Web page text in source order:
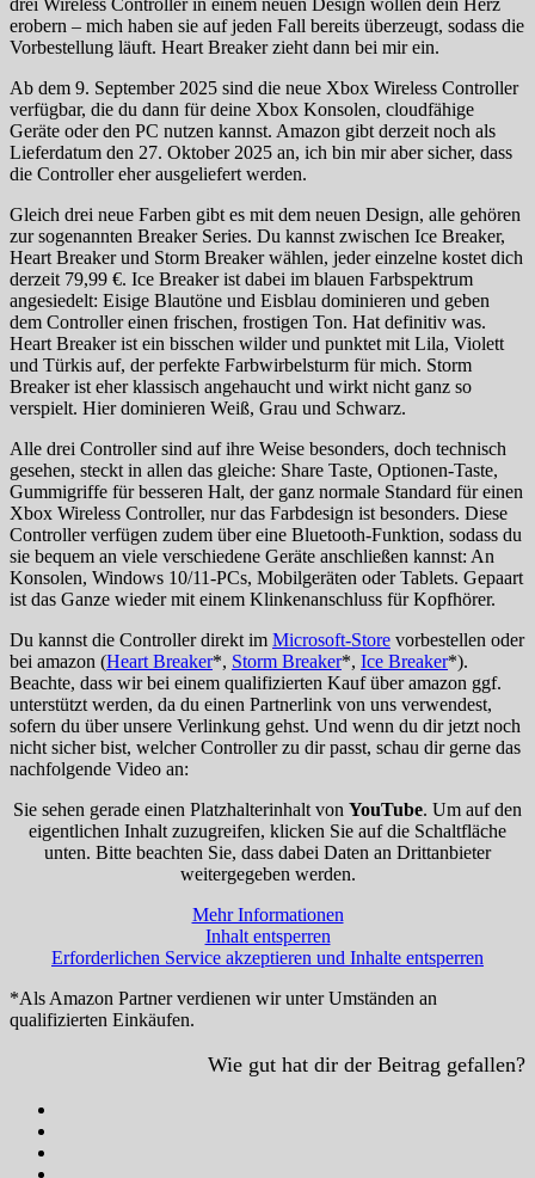
drei Wireless Controller in einem neuen Design wollen dein Herz
erobern – mich haben sie auf jeden Fall bereits überzeugt, sodass die
Vorbestellung läuft. Heart Breaker zieht dann bei mir ein.
Ab dem 9. September 2025 sind die neue Xbox Wireless Controller
verfügbar, die du dann für deine Xbox Konsolen, cloudfähige
Geräte oder den PC nutzen kannst. Amazon gibt derzeit noch als
Lieferdatum den 27. Oktober 2025 an, ich bin mir aber sicher, dass
die Controller eher ausgeliefert werden.
Gleich drei neue Farben gibt es mit dem neuen Design, alle gehören
zur sogenannten Breaker Series. Du kannst zwischen Ice Breaker,
Heart Breaker und Storm Breaker wählen, jeder einzelne kostet dich
derzeit 79,99 €. Ice Breaker ist dabei im blauen Farbspektrum
angesiedelt: Eisige Blautöne und Eisblau dominieren und geben
dem Controller einen frischen, frostigen Ton. Hat definitiv was.
Heart Breaker ist ein bisschen wilder und punktet mit Lila, Violett
und Türkis auf, der perfekte Farbwirbelsturm für mich. Storm
Breaker ist eher klassisch angehaucht und wirkt nicht ganz so
verspielt. Hier dominieren Weiß, Grau und Schwarz.
Alle drei Controller sind auf ihre Weise besonders, doch technisch
gesehen, steckt in allen das gleiche: Share Taste, Optionen-Taste,
Gummigriffe für besseren Halt, der ganz normale Standard für einen
Xbox Wireless Controller, nur das Farbdesign ist besonders. Diese
Controller verfügen zudem über eine Bluetooth-Funktion, sodass du
sie bequem an viele verschiedene Geräte anschließen kannst: An
Konsolen, Windows 10/11-PCs, Mobilgeräten oder Tablets. Gepaart
ist das Ganze wieder mit einem Klinkenanschluss für Kopfhörer.
Du kannst die Controller direkt im Microsoft-Store vorbestellen oder
bei amazon (Heart Breaker*, Storm Breaker*, Ice Breaker*).
Beachte, dass wir bei einem qualifizierten Kauf über amazon ggf.
unterstützt werden, da du einen Partnerlink von uns verwendest,
sofern du über unsere Verlinkung gehst. Und wenn du dir jetzt noch
nicht sicher bist, welcher Controller zu dir passt, schau dir gerne das
nachfolgende Video an:
Sie sehen gerade einen Platzhalterinhalt von YouTube. Um auf den
eigentlichen Inhalt zuzugreifen, klicken Sie auf die Schaltfläche
unten. Bitte beachten Sie, dass dabei Daten an Drittanbieter
weitergegeben werden.
Mehr Informationen
Inhalt entsperren
Erforderlichen Service akzeptieren und Inhalte entsperren
*Als Amazon Partner verdienen wir unter Umständen an
qualifizierten Einkäufen.
Wie gut hat dir der Beitrag gefallen?